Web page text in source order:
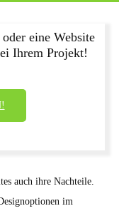
eine Website
Ihrem Projekt!
auch ihre Nachteile.
im